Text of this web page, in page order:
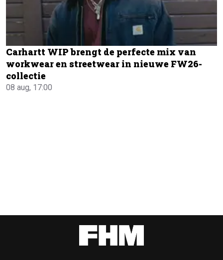
Carhartt WIP brengt de perfecte mix van
workwear en streetwear in nieuwe FW26-
collectie
08 aug, 17:00